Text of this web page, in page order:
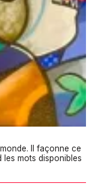
Il façonne ce
les mots disponibles